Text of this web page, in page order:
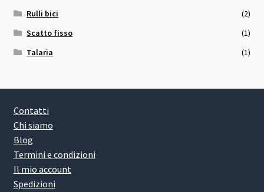
Rulli bici
(2)
Scatto fisso
(1)
Talaria
(1)
Contatti
Chi siamo
Blog
Termini e condizioni
Il mio account
Spedizioni